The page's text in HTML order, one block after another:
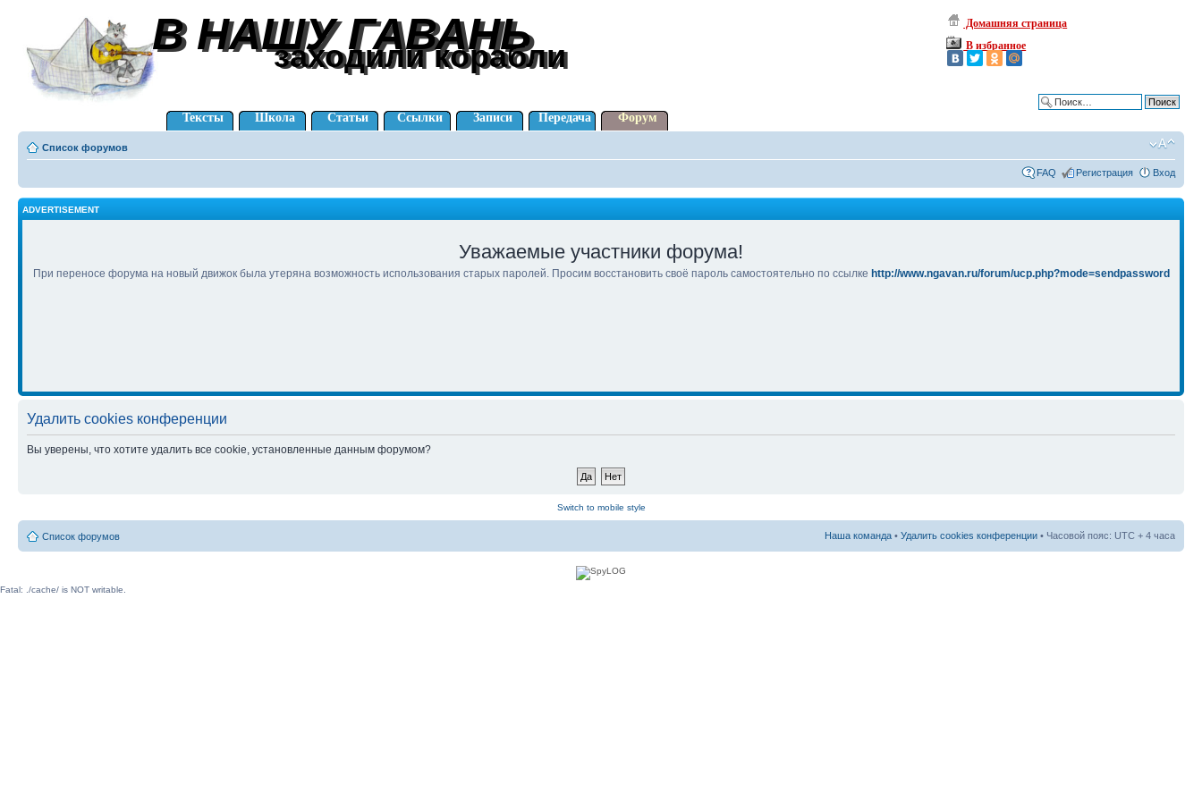
В НАШУ ГАВАНЬ
В НАШУ ГАВАНЬ
заходили корабли
заходили корабли
Домашняя страница
В избранное
Тексты Школа Статьи Ссылки Записи Передача Форум
Список форумов
FAQ Регистрация Вход
ADVERTISEMENT
Уважаемые участники форума!
При переносе форума на новый движок была утеряна возможность использования старых паролей. Просим восстановить своё пароль самостоятельно по ссылке http://www.ngavan.ru/forum/ucp.php?mode=sendpassword
Удалить cookies конференции
Вы уверены, что хотите удалить все cookie, установленные данным форумом?
Switch to mobile style
Список форумов Наша команда • Удалить cookies конференции • Часовой пояс: UTC + 4 часа
Fatal: ./cache/ is NOT writable.